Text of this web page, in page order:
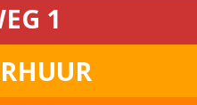
1